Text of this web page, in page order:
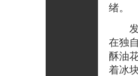
绪。
发
在独
酥油
着冰